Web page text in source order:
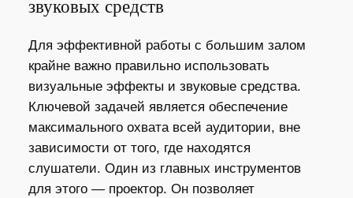
звуковых средств
Для эффективной работы с большим залом
крайне важно правильно использовать
визуальные эффекты и звуковые средства.
Ключевой задачей является обеспечение
максимального охвата всей аудитории, вне
зависимости от того, где находятся
слушатели. Один из главных инструментов
для этого — проектор. Он позволяет